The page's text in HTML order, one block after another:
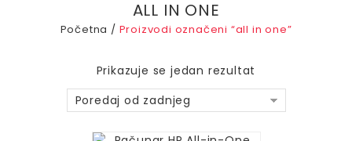
ALL IN ONE
Početna / Proizvodi označeni “all in one”
Prikazuje se jedan rezultat
Poredaj od zadnjeg